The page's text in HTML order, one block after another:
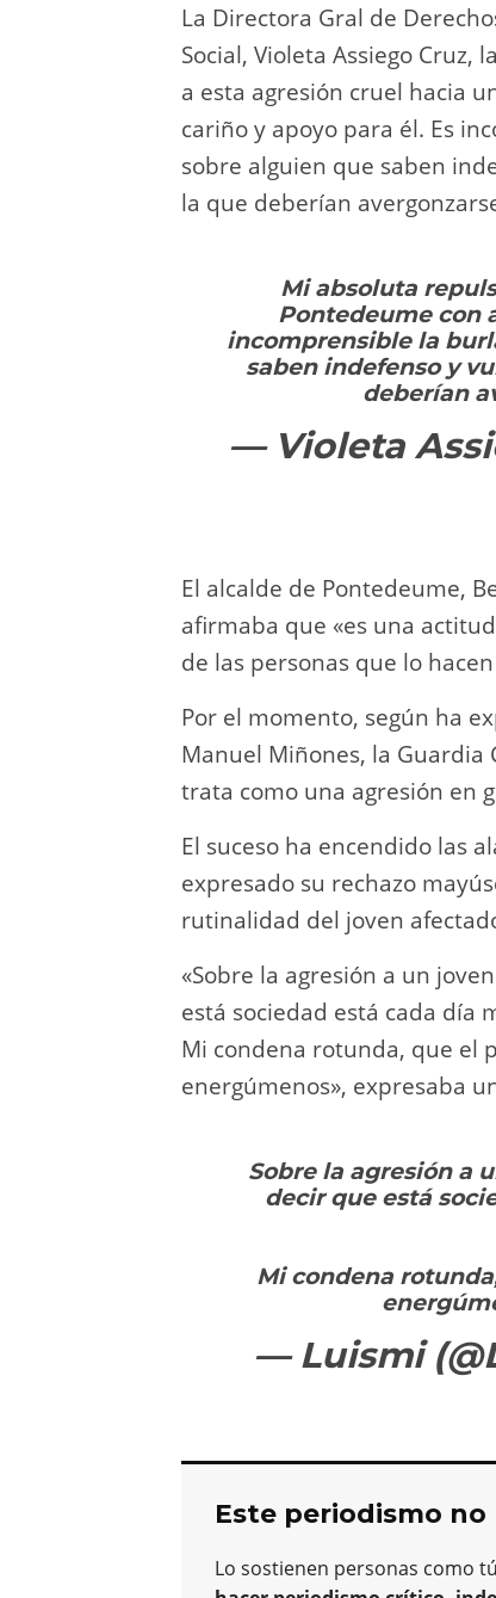
La Directora Gral de
Social, Violeta Assiego
a esta agresión cruel hacia
cariño y apoyo para él. Es
sobre alguien que saben
la que deberían
Mi absoluta
Pontedeume con
incomprensible la
saben indefenso y
deberían
— Violeta
El alcalde de Pontedeume,
afirmaba que «es una
de las personas que lo
Por el momento, según ha
Manuel Miñones, la Guardia
trata como una agresión en
El suceso ha encendido las
expresado su rechazo
rutinalidad del joven
«Sobre la agresión a un
está sociedad está cada día
Mi condena rotunda, que el
energúmenos», expresaba
Sobre la agresión a
decir que está
Mi condena
— Luismi
Este periodismo
Lo sostienen personas como